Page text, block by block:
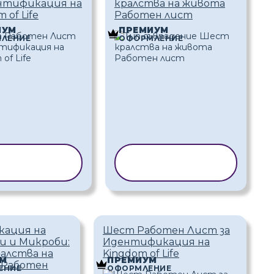
на
of Life
кралства на живота
Работен лист
ПРЕМИУМ
ОФОРМЛЕНИЕ
на
и Микроби:
на
Шест Работен Лист за
Идентификация на
Kingdom of Life
ПРЕМИУМ
ОФОРМЛЕНИЕ